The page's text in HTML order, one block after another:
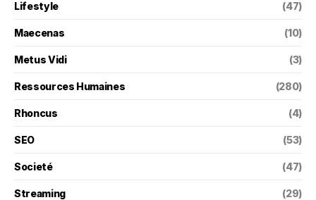
Lifestyle (47)
Maecenas (10)
Metus Vidi (3)
Ressources Humaines (280)
Rhoncus (4)
SEO (53)
Societé (47)
Streaming (29)